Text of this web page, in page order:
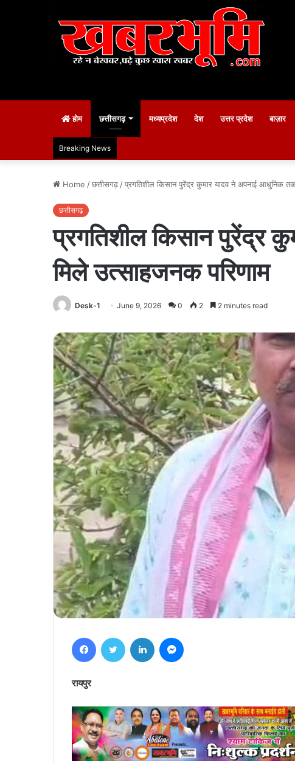
होम छत्तीसगढ़ मध्यप्रदेश देश उत्तर प्रदेश बाज़ार
Breaking News
Home /छत्तीसगढ़ /प्रगतिशील किसान पुरेंद्र कुमार यादव ने अपनाई आधुनिक
छत्तीसगढ़
प्रगतिशील किसान पुरेंद्र
मिले उत्साहजनक परिणाम
Desk-1 June 9, 2026 0 2 2 minutes read
रायपुर